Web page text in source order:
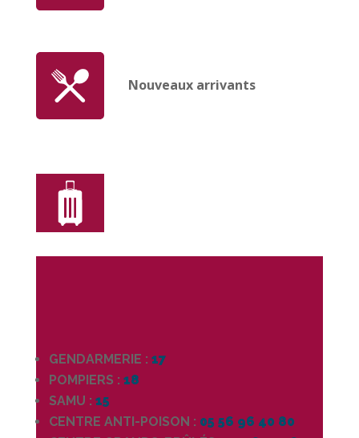
Nouveaux arrivants
GENDARMERIE : 17
POMPIERS : 18
SAMU : 15
CENTRE ANTI-POISON : 05 56 96 40 80